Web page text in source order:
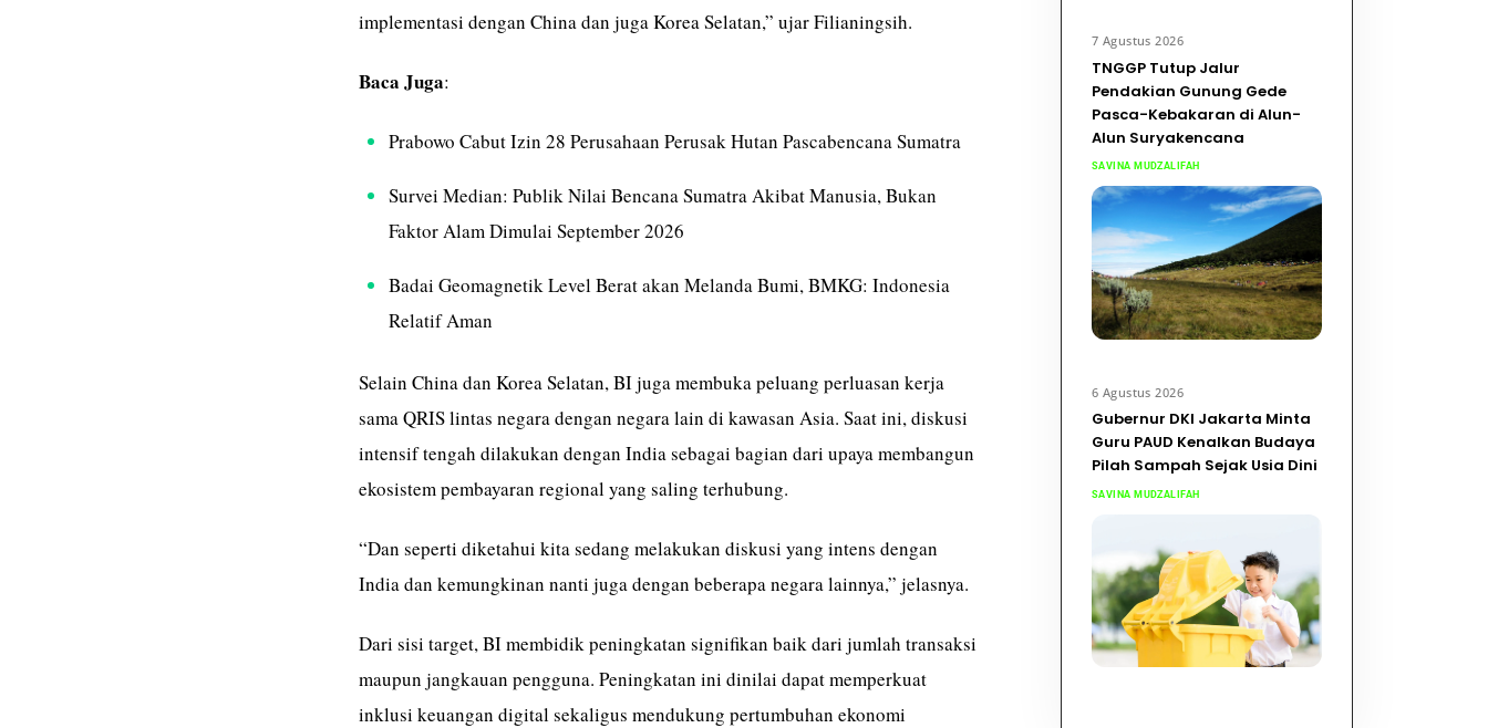
implementasi dengan China dan juga Korea Selatan,” ujar Filianingsih.
Baca Juga:
Prabowo Cabut Izin 28 Perusahaan Perusak Hutan Pascabencana Sumatra
Survei Median: Publik Nilai Bencana Sumatra Akibat Manusia, Bukan
Faktor Alam Dimulai September 2026
Badai Geomagnetik Level Berat akan Melanda Bumi, BMKG: Indonesia
Relatif Aman
Selain China dan Korea Selatan, BI juga membuka peluang perluasan kerja
sama QRIS lintas negara dengan negara lain di kawasan Asia. Saat ini, diskusi
intensif tengah dilakukan dengan India sebagai bagian dari upaya membangun
ekosistem pembayaran regional yang saling terhubung.
“Dan seperti diketahui kita sedang melakukan diskusi yang intens dengan
India dan kemungkinan nanti juga dengan beberapa negara lainnya,” jelasnya.
Dari sisi target, BI membidik peningkatan signifikan baik dari jumlah transaksi
maupun jangkauan pengguna. Peningkatan ini dinilai dapat memperkuat
inklusi keuangan digital sekaligus mendukung pertumbuhan ekonomi
7 Agustus 2026
TNGGP Tutup Jalur
Pendakian Gunung Gede
Pasca-Kebakaran di Alun-
Alun Suryakencana
SAVINA MUDZALIFAH
6 Agustus 2026
Gubernur DKI Jakarta Minta
Guru PAUD Kenalkan Budaya
Pilah Sampah Sejak Usia Dini
SAVINA MUDZALIFAH